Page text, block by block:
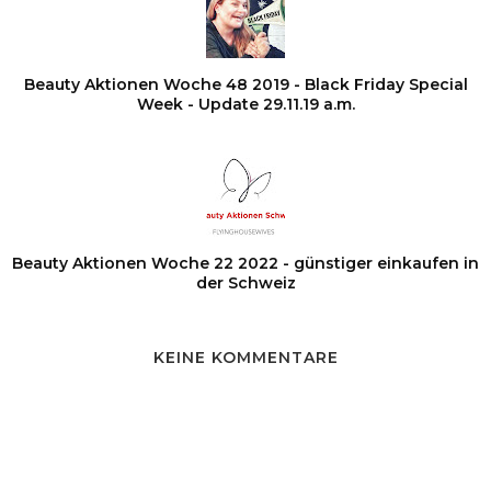
Beauty Aktionen Woche 48 2019 - Black Friday Special
Week - Update 29.11.19 a.m.
Beauty Aktionen Woche 22 2022 - günstiger einkaufen in
der Schweiz
KEINE KOMMENTARE